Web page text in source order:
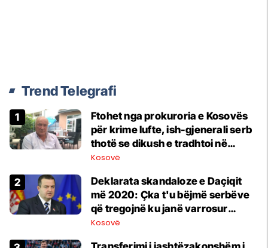
Trend Telegrafi
Ftohet nga prokuroria e Kosovës
për krime lufte, ish-gjenerali serb
thotë se dikush e tradhtoi në
Beograd
Kosovë
​Deklarata skandaloze e Daçiqit
më 2020: Çka t'u bëjmë serbëve
që tregojnë ku janë varrosur
shqiptarët në Serbi
Kosovë